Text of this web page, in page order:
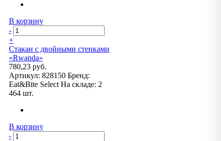
В корзину
-
+
Стакан с двойными стенками
«Rwanda»
780,23 руб.
Артикул: 828150 Бренд:
Eat&Bite Select На складе: 2
464 шт.
В корзину
-